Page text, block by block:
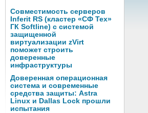
Совместимость серверов
Inferit RS (кластер «СФ Тех»
ГК Softline) с системой
защищенной
виртуализации zVirt
поможет строить
доверенные
инфраструктуры
Доверенная операционная
система и современные
средства защиты: Astra
Linux и Dallas Lock прошли
испытания